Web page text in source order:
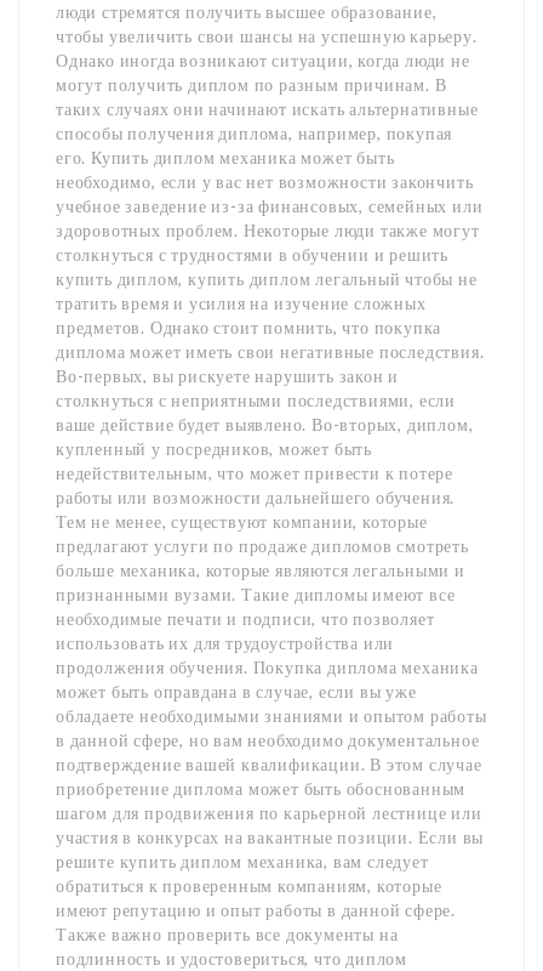
люди стремятся получить высшее образование,
чтобы увеличить свои шансы на успешную карьеру.
Однако иногда возникают ситуации, когда люди не
могут получить диплом по разным причинам. В
таких случаях они начинают искать альтернативные
способы получения диплома, например, покупая
его. Купить диплом механика может быть
необходимо, если у вас нет возможности закончить
учебное заведение из-за финансовых, семейных или
здоровотных проблем. Некоторые люди также могут
столкнуться с трудностями в обучении и решить
купить диплом, купить диплом легальный чтобы не
тратить время и усилия на изучение сложных
предметов. Однако стоит помнить, что покупка
диплома может иметь свои негативные последствия.
Во-первых, вы рискуете нарушить закон и
столкнуться с неприятными последствиями, если
ваше действие будет выявлено. Во-вторых, диплом,
купленный у посредников, может быть
недействительным, что может привести к потере
работы или возможности дальнейшего обучения.
Тем не менее, существуют компании, которые
предлагают услуги по продаже дипломов смотреть
больше механика, которые являются легальными и
признанными вузами. Такие дипломы имеют все
необходимые печати и подписи, что позволяет
использовать их для трудоустройства или
продолжения обучения. Покупка диплома механика
может быть оправдана в случае, если вы уже
обладаете необходимыми знаниями и опытом работы
в данной сфере, но вам необходимо документальное
подтверждение вашей квалификации. В этом случае
приобретение диплома может быть обоснованным
шагом для продвижения по карьерной лестнице или
участия в конкурсах на вакантные позиции. Если вы
решите купить диплом механика, вам следует
обратиться к проверенным компаниям, которые
имеют репутацию и опыт работы в данной сфере.
Также важно проверить все документы на
подлинность и удостовериться, что диплом